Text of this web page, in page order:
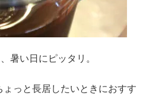
暑い日にピッタリ。
っと長居したいときにおすす